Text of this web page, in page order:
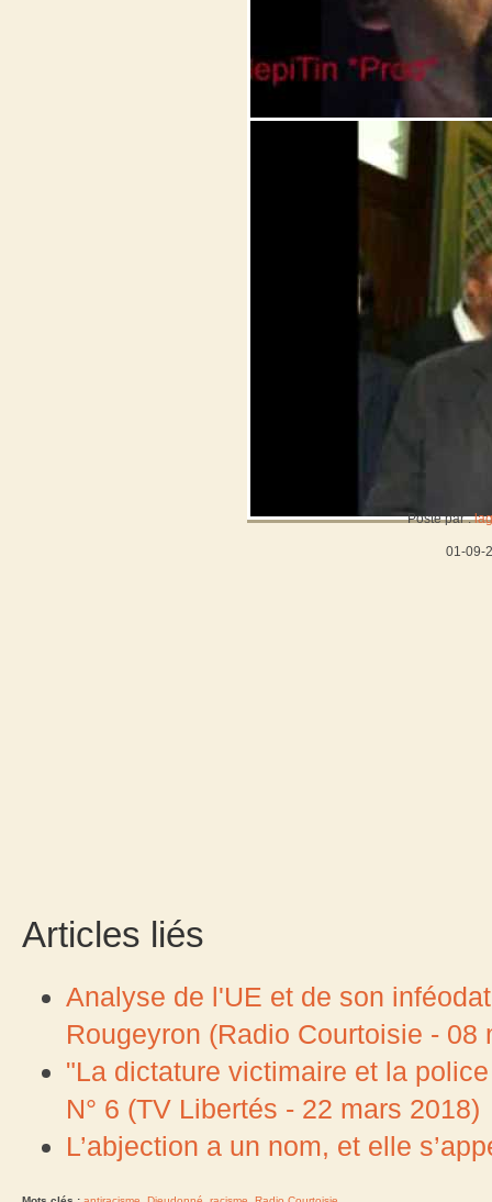
Posté par :
01-09-
Articles liés
Analyse de l'UE et de son
Rougeyron (Radio Courtoisie - 08
"La dictature victimaire et la
N° 6 (TV Libertés - 22 mars 2018)
L’abjection a un nom, et elle